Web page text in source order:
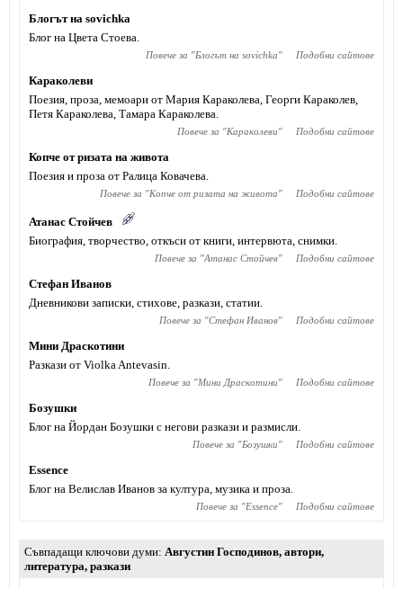
Блогът на sovichka
Блог на Цвета Стоева.
Повече за "Блогът на sovichka" Подобни сайтове
Караколеви
Поезия, проза, мемоари от Мария Караколева, Георги Караколев,
Петя Караколева, Тамара Караколева.
Повече за "Караколеви" Подобни сайтове
Копче от ризата на живота
Поезия и проза от Ралица Ковачева.
Повече за "Копче от ризата на живота" Подобни сайтове
Атанас Стойчев
Биография, творчество, откъси от книги, интервюта, снимки.
Повече за "Атанас Стойчев" Подобни сайтове
Стефан Иванов
Дневникови записки, стихове, разкази, статии.
Повече за "Стефан Иванов" Подобни сайтове
Мини Драскотини
Разкази от Violka Antevasin.
Повече за "Мини Драскотини" Подобни сайтове
Бозушки
Блог на Йордан Бозушки с негови разкази и размисли.
Повече за "Бозушки" Подобни сайтове
Essence
Блог на Велислав Иванов за култура, музика и проза.
Повече за "Essence" Подобни сайтове
Съвпадащи ключови думи Августин Господинов, автори,
литература, разкази